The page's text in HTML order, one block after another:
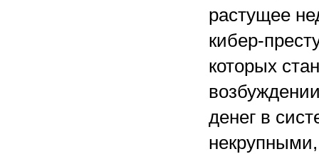
растущее
кибер-
которых
денег в